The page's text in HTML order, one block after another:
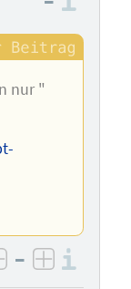
nur "
– positiv